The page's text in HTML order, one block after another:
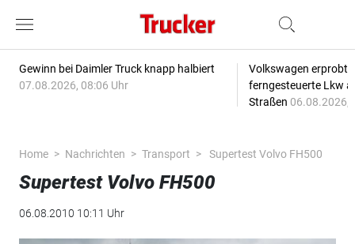
Gewinn bei Daimler Truck knapp halbiert
07.08.2026, 08:06 Uhr
Volkswagen erprobt
ferngesteuerte Lkw
Straßen 06.08.2026,
Home Nachrichten Transport Supertest Volvo FH500
Supertest Volvo FH500
06.08.2010 10:11 Uhr